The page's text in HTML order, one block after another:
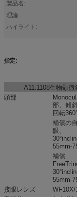
製品名:
理論:
ハイライト:
指定:
A11.1108生物顕微
頭部
部、傾
回転
補償の
眼、
55mm-
補償
55mm-
接眼レンズ WF10X/